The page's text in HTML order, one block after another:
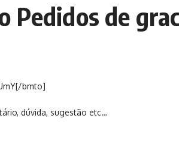
Pedidos de
bmto]
dúvida, sugestão etc…